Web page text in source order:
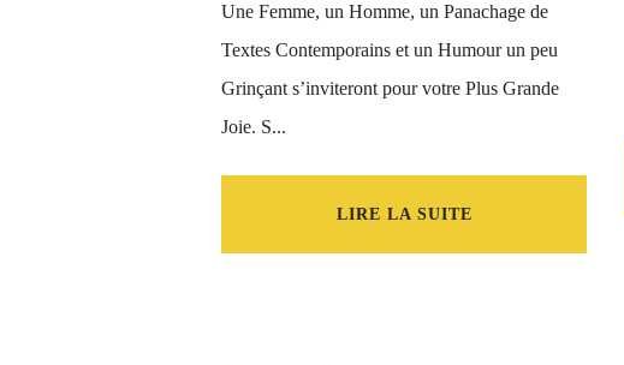
Une Femme, un Homme, un Panachage de
Textes Contemporains et un Humour un peu
Grinçant s’inviteront pour votre Plus Grande
Joie. S...
LIRE LA SUITE